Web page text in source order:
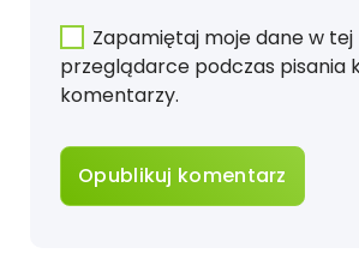
Zapamiętaj moje dane w tej
przeglądarce podczas pisania
komentarzy.